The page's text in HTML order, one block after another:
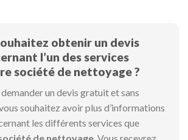
obtenir un devis
l’un des services
société de nettoyage ?
demander un devis gratuit et sans
souhaitez avoir plus d’informations
les différents services que